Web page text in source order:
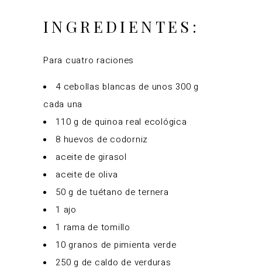
INGREDIENTES:
Para cuatro raciones
4 cebollas blancas de unos 300 g
cada una
110 g de quinoa real ecológica
8 huevos de codorniz
aceite de girasol
aceite de oliva
50 g de tuétano de ternera
1 ajo
1 rama de tomillo
10 granos de pimienta verde
250 g de caldo de verduras